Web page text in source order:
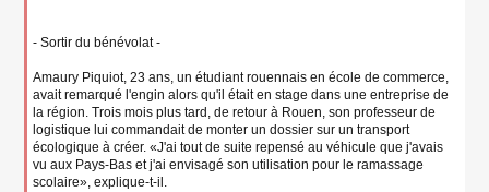
- Sortir du bénévolat -
Amaury Piquiot, 23 ans, un étudiant rouennais en école de commerce,
avait remarqué l'engin alors qu'il était en stage dans une entreprise de
la région. Trois mois plus tard, de retour à Rouen, son professeur de
logistique lui commandait de monter un dossier sur un transport
écologique à créer. «J'ai tout de suite repensé au véhicule que j'avais
vu aux Pays-Bas et j'ai envisagé son utilisation pour le ramassage
scolaire», explique-t-il.